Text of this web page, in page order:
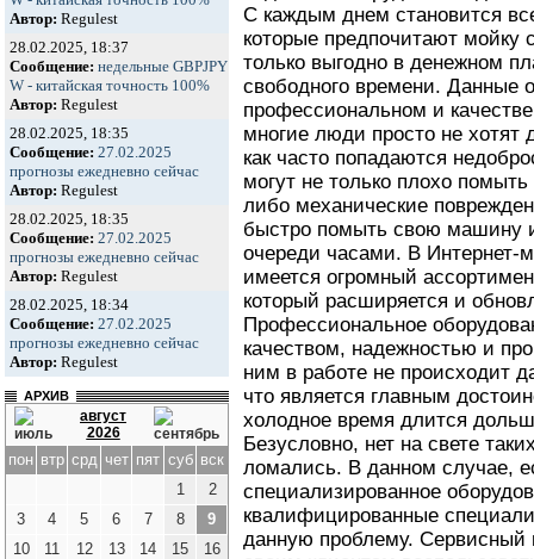
Автор: Regulest
28.02.2025, 18:37
Сообщение: недельные GBPJPY
W - китайская точность 100%
Автор: Regulest
28.02.2025, 18:35
Сообщение: 27.02.2025
прогнозы ежедневно сейчас
Автор: Regulest
28.02.2025, 18:35
Сообщение: 27.02.2025
прогнозы ежедневно сейчас
Автор: Regulest
28.02.2025, 18:34
Сообщение: 27.02.2025
прогнозы ежедневно сейчас
Автор: Regulest
АРХИВ
август
2026
пон втр срд чет пят суб вск
1
2
3
4 5 6 7 8
9
10
11 12 13 14 15
16
С каждым днем становится
которые предпочитают
только выгодно в денежном
свободного времени. Данные
профессиональном и
многие люди просто не хотят
как часто попадаются
могут не только плохо
либо механические
быстро помыть свою машину
очереди часами. В Интернет-
имеется огромный
который расширяется и
Профессиональное
качеством, надежностью и
ним в работе не происходит
что является главным
холодное время длится
Безусловно, нет на свете
ломались. В данном случае,
специализированное
квалифицированные
данную проблему. Сервисный